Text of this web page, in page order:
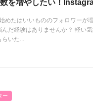
を増やしたい！
めたはいいもののフォロワー
んだ経験はありませんか？ 軽い
らいた...
ー